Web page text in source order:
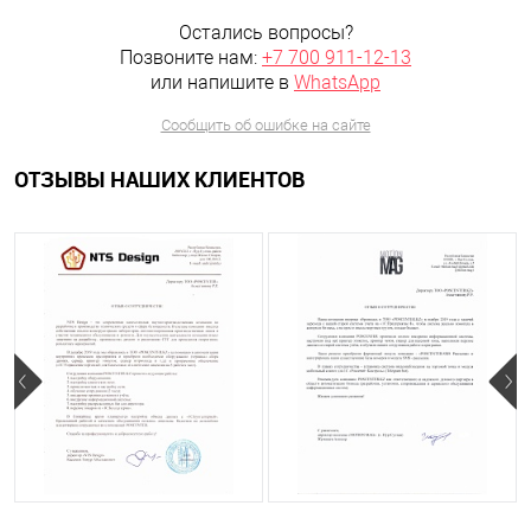
Остались вопросы?
Позвоните нам: +7 700 911-12-13
или напишите в WhatsApp
Сообщить об ошибке на сайте
ОТЗЫВЫ НАШИХ КЛИЕНТОВ